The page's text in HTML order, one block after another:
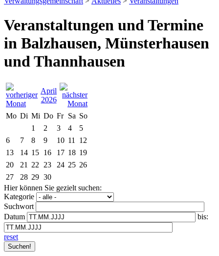
Veranstaltungen und Termine
in Balzhausen, Münsterhausen
und Thannhausen
April
2026
Mo Di Mi Do Fr Sa So
1
2 3 4
5
6
7 8 9 10 11
12
13
14 15 16 17 18 19
20
21 22 23 24 25 26
27
28 29 30
Hier können Sie gezielt suchen:
Kategorie
Suchwort
Datum
bis:
reset